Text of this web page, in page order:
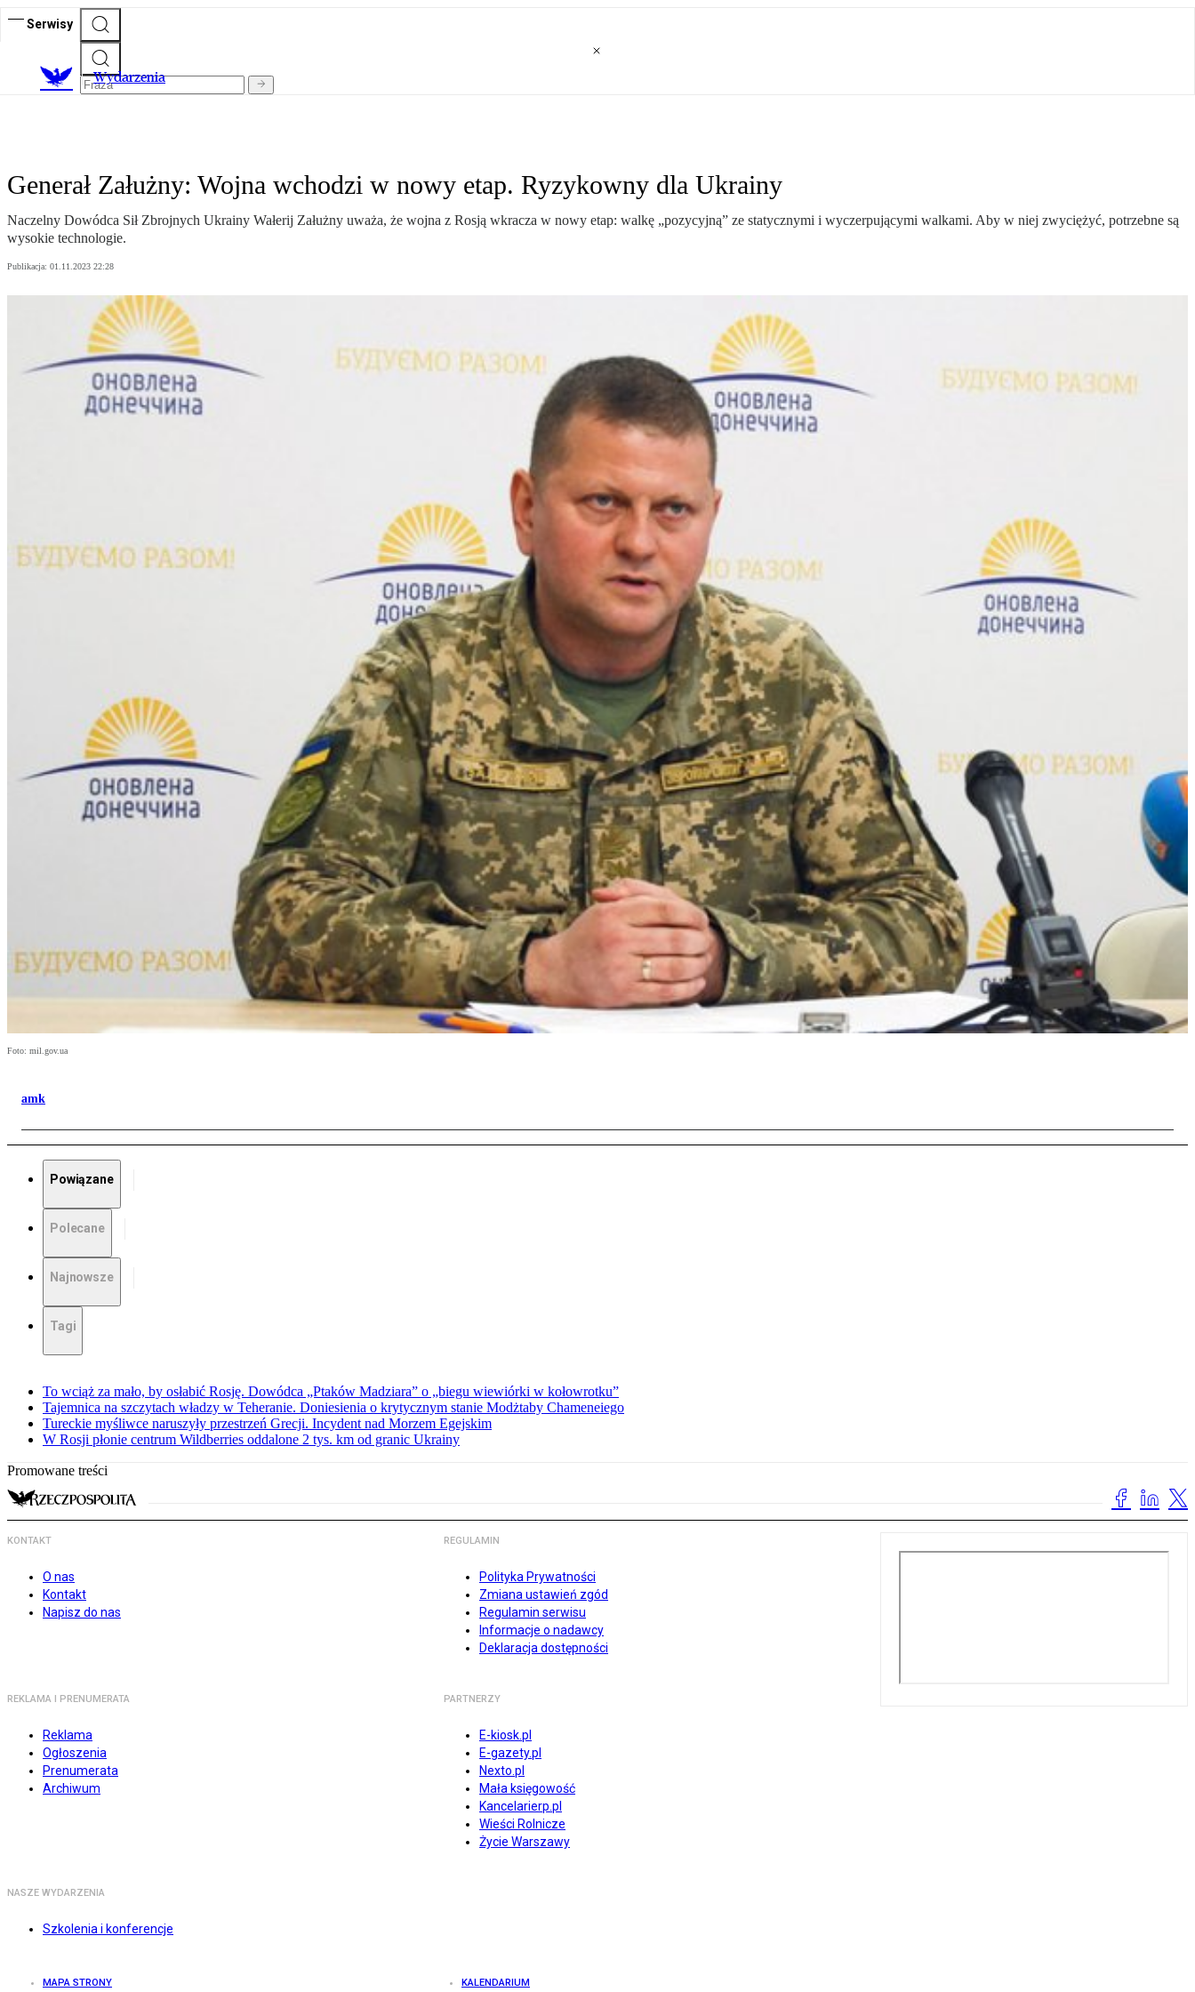
Serwisy
Wydarzenia
Generał Załużny: Wojna wchodzi w nowy etap. Ryzykowny dla Ukrainy
Naczelny Dowódca Sił Zbrojnych Ukrainy Wałerij Załużny uważa, że ​​wojna z Rosją wkracza w nowy etap: walkę „pozycyjną” ze statycznymi i wyczerpującymi walkami. Aby w niej zwyciężyć, potrzebne są
wysokie technologie.
Publikacja: 01.11.2023 22:28
Foto: mil.gov.ua
amk
Powiązane
Polecane
Najnowsze
Tagi
To wciąż za mało, by osłabić Rosję. Dowódca „Ptaków Madziara” o „biegu wiewiórki w kołowrotku”
Tajemnica na szczytach władzy w Teheranie. Doniesienia o krytycznym stanie Modżtaby Chameneiego
Tureckie myśliwce naruszyły przestrzeń Grecji. Incydent nad Morzem Egejskim
W Rosji płonie centrum Wildberries oddalone 2 tys. km od granic Ukrainy
Promowane treści
KONTAKT
O nas
Kontakt
Napisz do nas
REGULAMIN
Polityka Prywatności
Zmiana ustawień zgód
Regulamin serwisu
Informacje o nadawcy
Deklaracja dostępności
REKLAMA I PRENUMERATA
Reklama
Ogłoszenia
Prenumerata
Archiwum
PARTNERZY
E-kiosk.pl
E-gazety.pl
Nexto.pl
Mała księgowość
Kancelarierp.pl
Wieści Rolnicze
Życie Warszawy
NASZE WYDARZENIA
Szkolenia i konferencje
MAPA STRONY KALENDARIUM